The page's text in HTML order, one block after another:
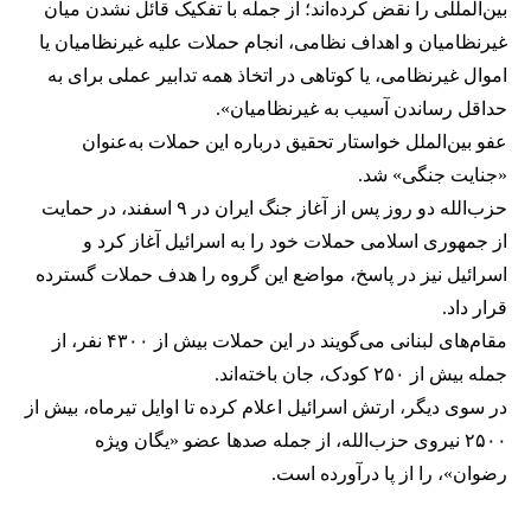
بین‌المللی را نقض کرده‌اند؛ از جمله با تفکیک قائل نشدن میان
غیرنظامیان و اهداف نظامی، انجام حملات علیه غیرنظامیان یا
اموال غیرنظامی، یا کوتاهی در اتخاذ همه تدابیر عملی برای به
حداقل رساندن آسیب به غیرنظامیان».
عفو بین‌الملل خواستار تحقیق درباره این حملات به‌عنوان
«جنایت جنگی» شد.
حزب‌الله دو روز پس از آغاز جنگ ایران در ۹ اسفند، در حمایت
از جمهوری اسلامی حملات خود را به اسرائیل آغاز کرد و
اسرائیل نیز در پاسخ، مواضع این گروه را هدف حملات گسترده
قرار داد.
مقام‌های لبنانی می‌گویند در این حملات بیش از ۴۳۰۰ نفر، از
جمله بیش از ۲۵۰ کودک، جان باخته‌اند.
در سوی دیگر، ارتش اسرائیل اعلام کرده تا اوایل تیرماه، بیش از
۲۵۰۰ نیروی حزب‌الله، از جمله صدها عضو «یگان ویژه
رضوان»، را از پا درآورده است.